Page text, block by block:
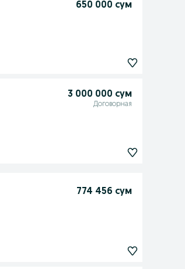
650 000 сум
3 000 000 сум
Договорная
774 456 сум